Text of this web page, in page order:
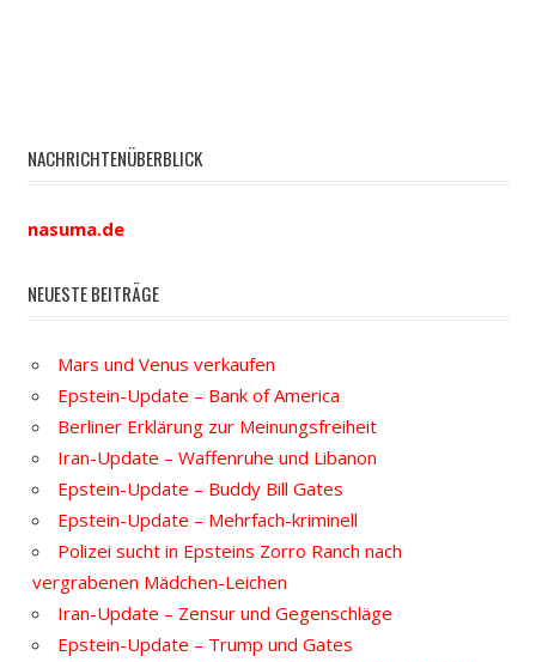
NACHRICHTENÜBERBLICK
nasuma.de
NEUESTE BEITRÄGE
Mars und Venus verkaufen
Epstein-Update – Bank of America
Berliner Erklärung zur Meinungsfreiheit
Iran-Update – Waffenruhe und Libanon
Epstein-Update – Buddy Bill Gates
Epstein-Update – Mehrfach-kriminell
Polizei sucht in Epsteins Zorro Ranch nach
vergrabenen Mädchen-Leichen
Iran-Update – Zensur und Gegenschläge
Epstein-Update – Trump und Gates